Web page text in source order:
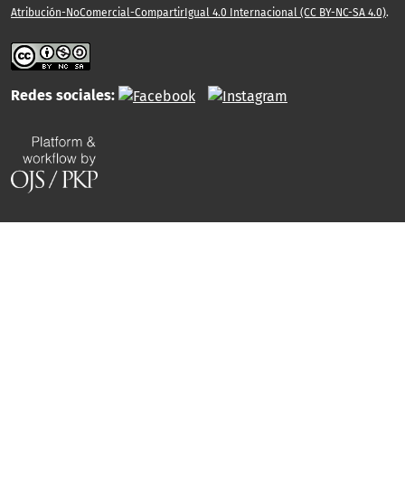
Atribución-NoComercial-CompartirIgual 4.0 Internacional (CC BY-NC-SA 4.0).
Redes sociales: